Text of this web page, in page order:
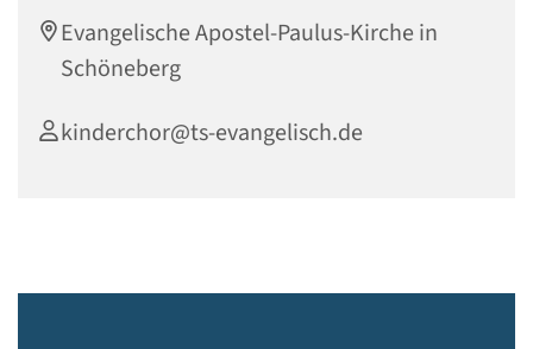
Evangelische Apostel-Paulus-Kirche in
Schöneberg
kinderchor@ts-evangelisch.de